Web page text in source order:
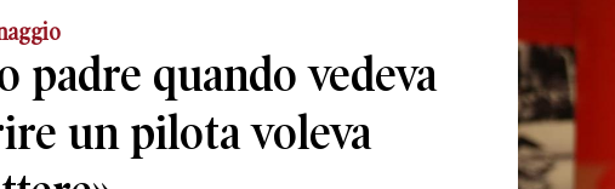
padre quando vedeva
un pilota voleva